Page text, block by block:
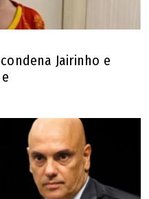
Jairinho e